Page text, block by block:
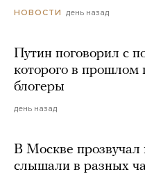
НОВОСТИ день назад
Путин поговорил с
которого в прошлом
блогеры
день назад
В Москве прозвучал
слышали в разных